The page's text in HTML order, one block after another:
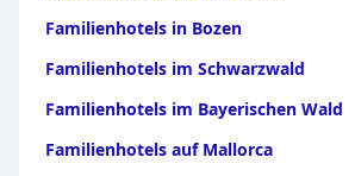
Familienhotels in Bozen
Familienhotels im Schwarzwald
Familienhotels im Bayerischen Wald
Familienhotels auf Mallorca